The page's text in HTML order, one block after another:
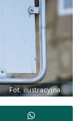
Fot. ilustracyjna